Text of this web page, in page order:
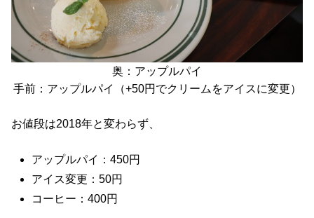
奥：アップルパイ
手前：アップルパイ（+50円でクリームをアイスに変更）
お値段は2018年と変わらず、
アップルパイ：450円
アイス変更：50円
コーヒー：400円